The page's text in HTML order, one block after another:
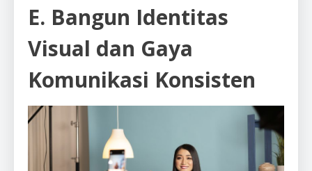
E. Bangun Identitas
Visual dan Gaya
Komunikasi Konsisten